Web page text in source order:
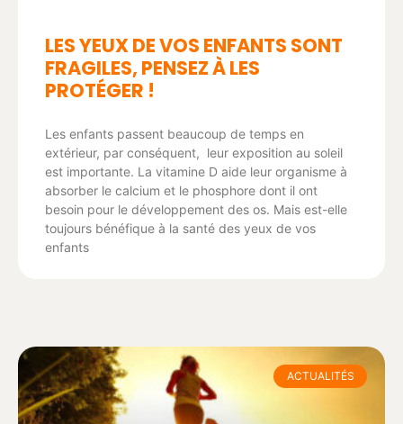
LES YEUX DE VOS ENFANTS SONT
FRAGILES, PENSEZ À LES
PROTÉGER !
Les enfants passent beaucoup de temps en
extérieur, par conséquent, leur exposition au soleil
est importante. La vitamine D aide leur organisme à
absorber le calcium et le phosphore dont il ont
besoin pour le développement des os. Mais est-elle
toujours bénéfique à la santé des yeux de vos
enfants
ACTUALITÉS